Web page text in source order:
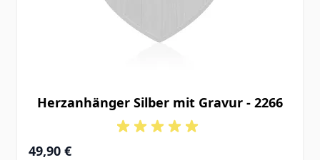
Herzanhänger Silber mit Gravur - 2266
49,90 €